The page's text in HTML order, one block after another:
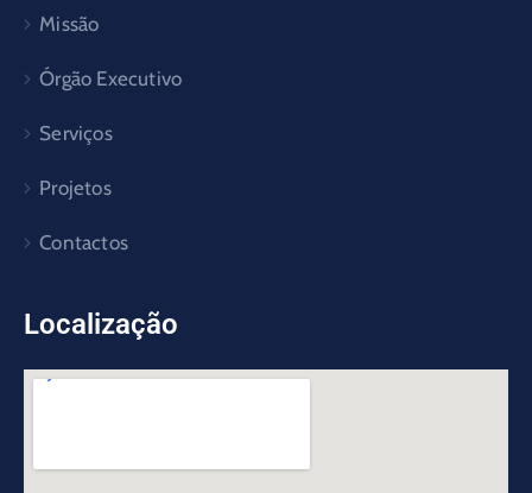
Missão
Órgão Executivo
Serviços
Projetos
Contactos
Localização